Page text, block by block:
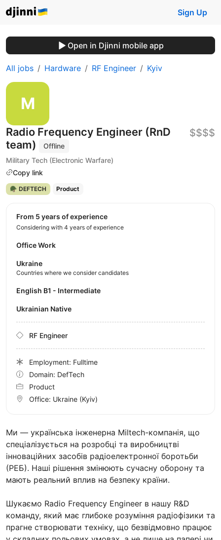
Sign Up
Open in Djinni mobile app
All jobs Hardware RF Engineer Kyiv
Radio Frequency Engineer (RnD
team)
Offline
Military Tech (Electronic Warfare)
Copy link
$$$$
🪖 DEFTECH Product
Ми — українська інженерна Miltech-компанія, що
спеціалізується на розробці та виробництві
інноваційних засобів радіоелектронної боротьби
(РЕБ). Наші рішення змінюють сучасну оборону та
мають реальний вплив на безпеку країни.
Шукаємо Radio Frequency Engineer в нашу R&D
команду, який має глибоке розуміння радіофізики та
прагне створювати техніку, що безвідмовно працює
from 5 years of experience
Considering with 4 years of experience
Office Work
Ukraine
Countries where we consider candidates
English B1 - Intermediate
Ukrainian Native
RF Engineer
Employment: Fulltime
Domain: DefTech
Product
Office: Ukraine (Kyiv)